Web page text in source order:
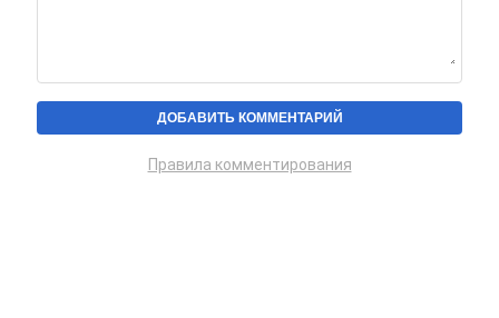
Правила комментирования